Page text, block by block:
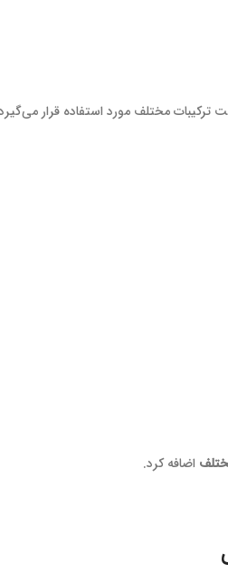
ترکیبات مختلف مورد استفاده قرار
اضافه کرد.